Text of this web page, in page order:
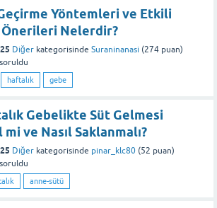
Yöntemleri ve Etkili
Önerileri Nelerdir?
Diğer kategorisinde Suraninanasi (274 puan)
soruldu
haftalık gebe
Gebelikte Süt Gelmesi
ve Nasıl Saklanmalı?
Diğer kategorisinde pinar_klc80 (52 puan)
soruldu
anne-sütü